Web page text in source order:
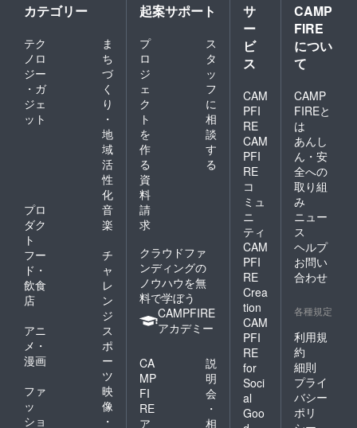
カテゴリー
テク
ノロ
ジー
・ガ
ジェ
ット
ま
ち
づ
く
り
・
地
域
活
性
化
プロ
ダク
ト
音
楽
フー
ド・
飲食
店
チ
ャ
レ
ン
ジ
アニ
メ・
漫画
ス
ポ
ー
ツ
ファ
ッ
ショ
映
像
・
起案サポート
プ
ロ
ジ
ェ
ク
ト
を
作
る
ス
タ
ッ
フ
に
相
談
す
る
資
料
請
求
クラウドファ
ンディングの
ノウハウを無
料で学ぼう
CAMPFIRE
アカデミー
CA
MP
FI
RE
ア
説
明
会
・
相
サ
ー
ビ
ス
CAM
PFI
RE
CAM
PFI
RE
コ
ミュ
ニ
ティ
CAM
PFI
RE
Crea
tion
CAM
PFI
RE
for
Soci
al
Goo
CAMP
FIRE
につい
て
CAMP
FIREと
は
あんし
ん・安
全への
取り組
み
ニュー
ス
ヘルプ
お問い
合わせ
各種規定
利用規
約
細則
プライ
バシー
ポリ